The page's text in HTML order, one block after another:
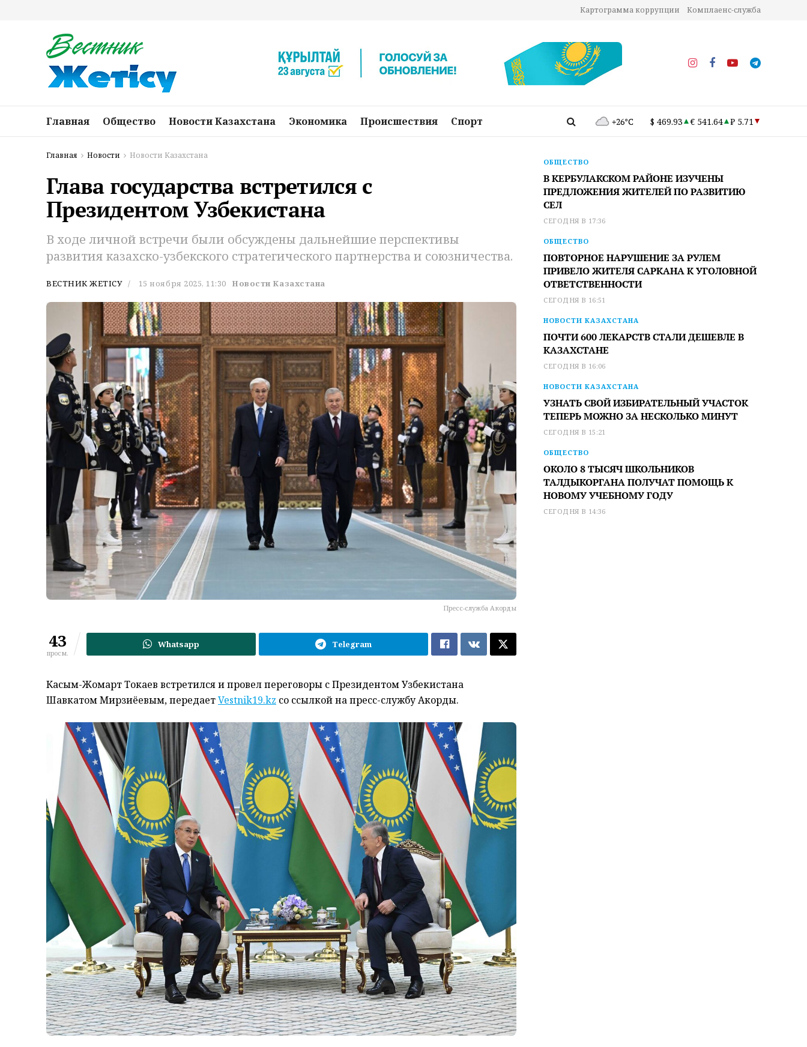
Картограмма коррупции Комплаенс-служба
Главная Общество Новости Казахстана Экономика Происшествия Спорт +26°C $ 469.93 € 541.64 ₽ 5.71
Главная Новости Новости Казахстана
Глава государства встретился с
Президентом Узбекистана
В ходе личной встречи были обсуждены дальнейшие перспективы
развития казахско-узбекского стратегического партнерства и союзничества.
ВЕСТНИК ЖЕТІСУ 15 ноября 2025, 11:30 Новости Казахстана
Пресс-служба Акорды
43
просм.
Whatsapp Telegram
Касым-Жомарт Токаев встретился и провел переговоры с Президентом Узбекистана
Шавкатом Мирзиёевым, передаетVestnik19.kz со ссылкой на пресс-службу Акорды.
ОБЩЕСТВО
В КЕРБУЛАКСКОМ РАЙОНЕ ИЗУЧЕНЫ
ПРЕДЛОЖЕНИЯ ЖИТЕЛЕЙ ПО РАЗВИТИЮ
СЕЛ
СЕГОДНЯ В 17:36
ОБЩЕСТВО
ПОВТОРНОЕ НАРУШЕНИЕ ЗА РУЛЕМ
ПРИВЕЛО ЖИТЕЛЯ САРКАНА К УГОЛОВНОЙ
ОТВЕТСТВЕННОСТИ
СЕГОДНЯ В 16:51
НОВОСТИ КАЗАХСТАНА
ПОЧТИ 600 ЛЕКАРСТВ СТАЛИ ДЕШЕВЛЕ В
КАЗАХСТАНЕ
СЕГОДНЯ В 16:06
НОВОСТИ КАЗАХСТАНА
УЗНАТЬ СВОЙ ИЗБИРАТЕЛЬНЫЙ УЧАСТОК
ТЕПЕРЬ МОЖНО ЗА НЕСКОЛЬКО МИНУТ
СЕГОДНЯ В 15:21
ОБЩЕСТВО
ОКОЛО 8 ТЫСЯЧ ШКОЛЬНИКОВ
ТАЛДЫКОРГАНА ПОЛУЧАТ ПОМОЩЬ К
НОВОМУ УЧЕБНОМУ ГОДУ
СЕГОДНЯ В 14:36